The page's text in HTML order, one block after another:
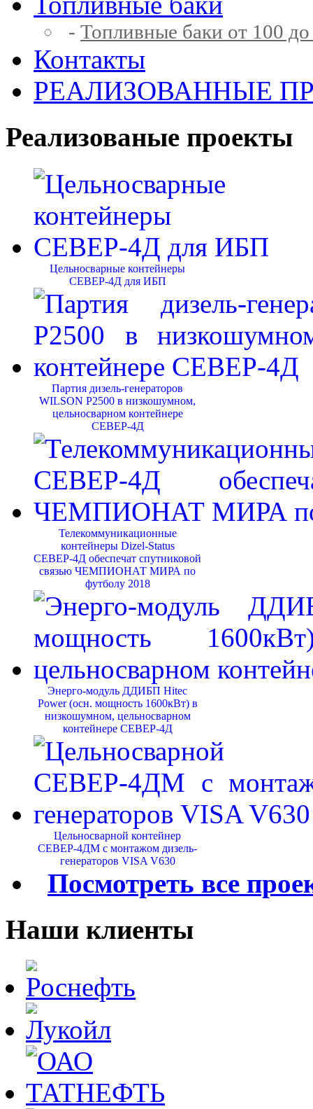
- Топливные баки от 100
Контакты
РЕАЛИЗОВАННЫЕ
Реализованые проекты
Цельносварные контейнеры
СЕВЕР-4Д для ИБП
Партия дизель-генераторов
WILSON P2500 в низкошумном,
цельносварном контейнере
СЕВЕР-4Д
Телекоммуникационные
контейнеры Dizel-Status
СЕВЕР-4Д обеспечат спутниковой
связью ЧЕМПИОНАТ МИРА по
футболу 2018
Энерго-модуль ДДИБП Hitec
Power (осн. мощность 1600кВт) в
низкошумном, цельносварном
контейнере СЕВЕР-4Д
Цельносварной контейнер
СЕВЕР-4ДМ с монтажом дизель-
генераторов VISA V630
Посмотреть все
Наши клиенты